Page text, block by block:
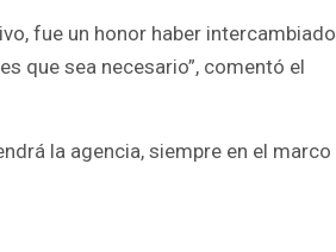
fue un honor haber intercambiado
que sea necesario”, comentó el
la agencia, siempre en el marco